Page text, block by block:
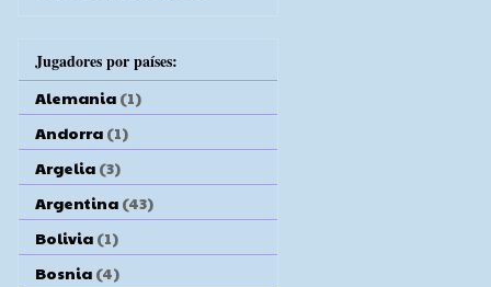
Jugadores por países:
Alemania (1)
Andorra (1)
Argelia (3)
Argentina (43)
Bolivia (1)
Bosnia (4)